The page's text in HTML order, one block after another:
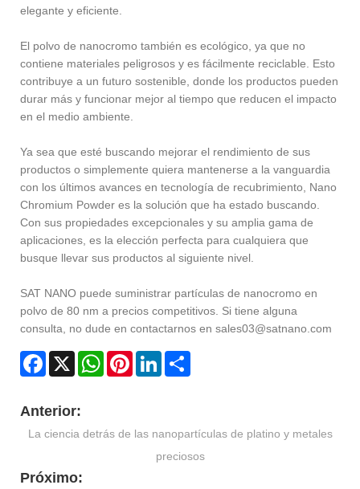
elegante y eficiente.
El polvo de nanocromo también es ecológico, ya que no
contiene materiales peligrosos y es fácilmente reciclable. Esto
contribuye a un futuro sostenible, donde los productos pueden
durar más y funcionar mejor al tiempo que reducen el impacto
en el medio ambiente.
Ya sea que esté buscando mejorar el rendimiento de sus
productos o simplemente quiera mantenerse a la vanguardia
con los últimos avances en tecnología de recubrimiento, Nano
Chromium Powder es la solución que ha estado buscando.
Con sus propiedades excepcionales y su amplia gama de
aplicaciones, es la elección perfecta para cualquiera que
busque llevar sus productos al siguiente nivel.
SAT NANO puede suministrar partículas de nanocromo en
polvo de 80 nm a precios competitivos. Si tiene alguna
consulta, no dude en contactarnos en sales03@satnano.com
Facebook
X WhatsAppPinterestLinkedIn
Anterior:
La ciencia detrás de las nanopartículas de platino y metales
preciosos
Próximo: